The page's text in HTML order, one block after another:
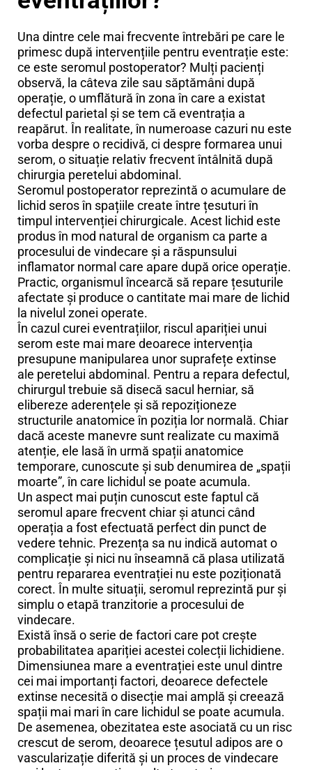
Una dintre cele mai frecvente întrebări pe care le
primesc după intervențiile pentru eventrație este:
ce este seromul postoperator? Mulți pacienți
observă, la câteva zile sau săptămâni după
operație, o umflătură în zona în care a existat
defectul parietal și se tem că eventrația a
reapărut. În realitate, în numeroase cazuri nu este
vorba despre o recidivă, ci despre formarea unui
serom, o situație relativ frecvent întâlnită după
chirurgia peretelui abdominal.
Seromul postoperator reprezintă o acumulare de
lichid seros în spațiile create între țesuturi în
timpul intervenției chirurgicale. Acest lichid este
produs în mod natural de organism ca parte a
procesului de vindecare și a răspunsului
inflamator normal care apare după orice operație.
Practic, organismul încearcă să repare țesuturile
afectate și produce o cantitate mai mare de lichid
la nivelul zonei operate.
În cazul curei eventrațiilor, riscul apariției unui
serom este mai mare deoarece intervenția
presupune manipularea unor suprafețe extinse
ale peretelui abdominal. Pentru a repara defectul,
chirurgul trebuie să disecă sacul herniar, să
elibereze aderențele și să repoziționeze
structurile anatomice în poziția lor normală. Chiar
dacă aceste manevre sunt realizate cu maximă
atenție, ele lasă în urmă spații anatomice
temporare, cunoscute și sub denumirea de „spații
moarte”, în care lichidul se poate acumula.
Un aspect mai puțin cunoscut este faptul că
seromul apare frecvent chiar și atunci când
operația a fost efectuată perfect din punct de
vedere tehnic. Prezența sa nu indică automat o
complicație și nici nu înseamnă că plasa utilizată
pentru repararea eventrației nu este poziționată
corect. În multe situații, seromul reprezintă pur și
simplu o etapă tranzitorie a procesului de
vindecare.
Există însă o serie de factori care pot crește
probabilitatea apariției acestei colecții lichidiene.
Dimensiunea mare a eventrației este unul dintre
cei mai importanți factori, deoarece defectele
extinse necesită o disecție mai amplă și creează
spații mai mari în care lichidul se poate acumula.
De asemenea, obezitatea este asociată cu un risc
crescut de serom, deoarece țesutul adipos are o
vascularizație diferită și un proces de vindecare